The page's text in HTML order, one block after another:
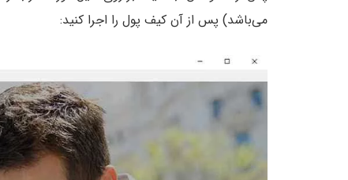
می‌باشد) پس از آن کیف پول را اجرا کنید: